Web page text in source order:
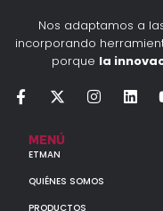
Nos adaptamos a
incorporando
porque la
MENÚ
ETMAN
QUIÉNES SOMOS
PRODUCTOS